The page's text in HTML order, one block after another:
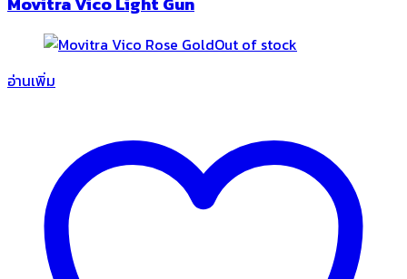
Out of stock
อ่านเพิ่ม